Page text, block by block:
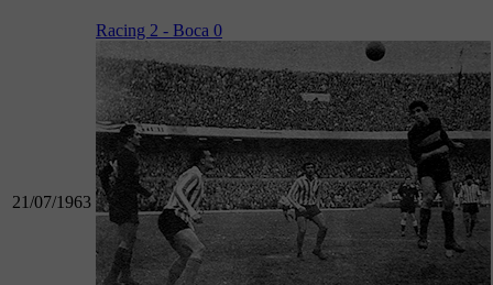
21/07/1963
Racing 2 - Boca 0